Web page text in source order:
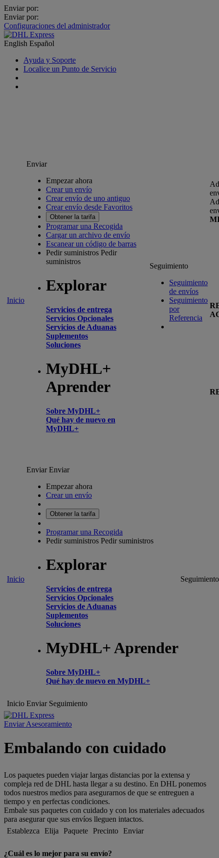
Enviar por:
Enviar por:
Configuraciones del administrador
English Español
Ayuda y Soporte
Localice un Punto de Servicio
Inicio
Enviar
Empezar ahora
Crear un envío
Crear envío de uno antiguo
Crear envío desde Favoritos
Obtener la tarifa
Programar una Recogida
Cargar un archivo de envío
Escanear un código de barras
Pedir suministros Pedir
suministros
Explorar
Servicios de entrega
Servicios Opcionales
Servicios de Aduanas
Suplementos
Soluciones
MyDHL+
Aprender
Sobre MyDHL+
Qué hay de nuevo en
MyDHL+
Seguimiento
Seguimiento
de envíos
Seguimiento
por
Referencia
Inicio
EnviarEnviar
Empezar ahora
Crear un envío
Obtener la tarifa
Programar una Recogida
Pedir suministros Pedir suministros
Explorar
Servicios de entrega
Servicios Opcionales
Servicios de Aduanas
Suplementos
Soluciones
MyDHL+ Aprender
Sobre MyDHL+
Qué hay de nuevo en MyDHL+
Seguimiento
Inicio Enviar Seguimiento
Enviar Asesoramiento
Embalando con cuidado
Los paquetes pueden viajar largas distancias por la extensa y
compleja red de DHL hasta llegar a su destino. En DHL ponemos
todos nuestros medios para asegurarnos de que se entreguen a
tiempo y en perfectas condiciones.
Embale sus paquetes con cuidado y con los materiales adecuados
para asegurar que sus envíos lleguen intactos.
Establezca Elija Paquete Precinto Enviar
¿Cuál es lo mejor para su envío?